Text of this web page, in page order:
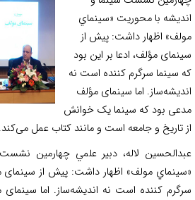
با محوريت «سينماي
اظهار داشت:‌ پیش از
مؤلف، ادعا بر این بود
سینما سرگرم کننده است نه
اما سینمای مؤلف
بود که سینما یک خوانش
تاریخ و جامعه است و مانند کتاب عمل می‌کند.
لاله، دبير علمي چهارمين نشست
مولف» اظهار داشت:‌ پیش از سینمای
کننده است نه اندیشه‌ساز. اما سینمای